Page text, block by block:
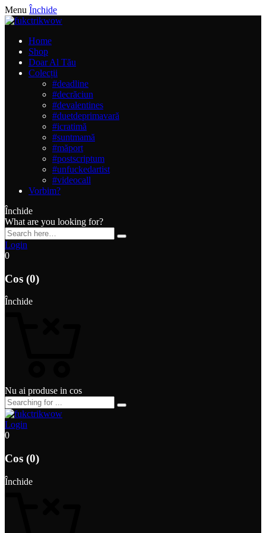
Menu Închide
Home
Shop
Doar Al Tău
Colecții
#deadline
#decrăciun
#devalentines
#duetdeprimavară
#icratimă
#suntmamă
#măport
#postscriptum
#unfuckedartist
#videocall
Vorbim?
Închide
What are you looking for?
Login
0
Cos (0)
Închide
Nu ai produse in cos
Login
0
Cos (0)
Închide